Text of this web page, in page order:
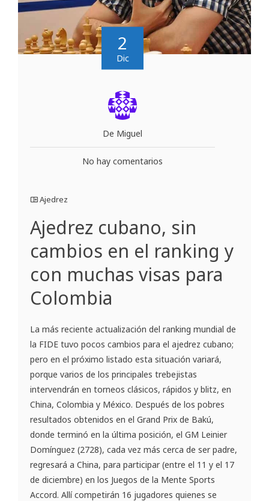
2
Dic
De Miguel
No hay comentarios
Ajedrez
Ajedrez cubano, sin
cambios en el ranking y
con muchas visas para
Colombia
La más reciente actualización del ranking mundial de
la FIDE tuvo pocos cambios para el ajedrez cubano;
pero en el próximo listado esta situación variará,
porque varios de los principales trebejistas
intervendrán en torneos clásicos, rápidos y blitz, en
China, Colombia y México. Después de los pobres
resultados obtenidos en el Grand Prix de Bakú,
donde terminó en la última posición, el GM Leinier
Domínguez (2728), cada vez más cerca de ser padre,
regresará a China, para participar (entre el 11 y el 17
de diciembre) en los Juegos de la Mente Sports
Accord. Allí competirán 16 jugadores quienes se